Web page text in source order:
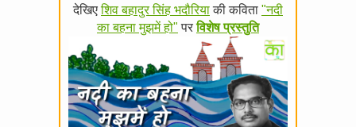
देखिएशिव बहादुर सिंह भदौरियाकी कविता "नदी
का बहना मुझमें हो" परविशेष प्रस्तुति